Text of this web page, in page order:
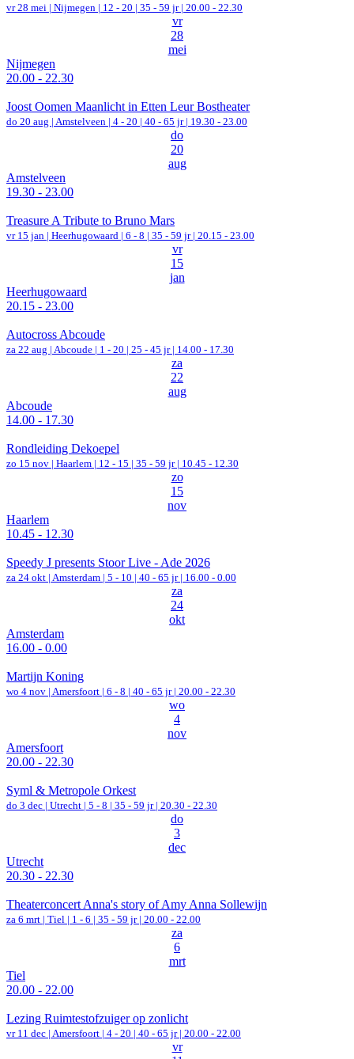
vr 28 mei | Nijmegen | 12 - 20 | 35 - 59 jr | 20.00 - 22.30
vr
28
mei
Nijmegen
20.00 - 22.30
Joost Oomen Maanlicht in Etten Leur Bostheater
do 20 aug | Amstelveen | 4 - 20 | 40 - 65 jr | 19.30 - 23.00
do
20
aug
Amstelveen
19.30 - 23.00
Treasure A Tribute to Bruno Mars
vr 15 jan | Heerhugowaard | 6 - 8 | 35 - 59 jr | 20.15 - 23.00
vr
15
jan
Heerhugowaard
20.15 - 23.00
Autocross Abcoude
za 22 aug | Abcoude | 1 - 20 | 25 - 45 jr | 14.00 - 17.30
za
22
aug
Abcoude
14.00 - 17.30
Rondleiding Dekoepel
zo 15 nov | Haarlem | 12 - 15 | 35 - 59 jr | 10.45 - 12.30
zo
15
nov
Haarlem
10.45 - 12.30
Speedy J presents Stoor Live - Ade 2026
za 24 okt | Amsterdam | 5 - 10 | 40 - 65 jr | 16.00 - 0.00
za
24
okt
Amsterdam
16.00 - 0.00
Martijn Koning
wo 4 nov | Amersfoort | 6 - 8 | 40 - 65 jr | 20.00 - 22.30
wo
4
nov
Amersfoort
20.00 - 22.30
Syml & Metropole Orkest
do 3 dec | Utrecht | 5 - 8 | 35 - 59 jr | 20.30 - 22.30
do
3
dec
Utrecht
20.30 - 22.30
Theaterconcert Anna's story of Amy Anna Sollewijn
za 6 mrt | Tiel | 1 - 6 | 35 - 59 jr | 20.00 - 22.00
za
6
mrt
Tiel
20.00 - 22.00
Lezing Ruimtestofzuiger op zonlicht
vr 11 dec | Amersfoort | 4 - 20 | 40 - 65 jr | 20.00 - 22.00
vr